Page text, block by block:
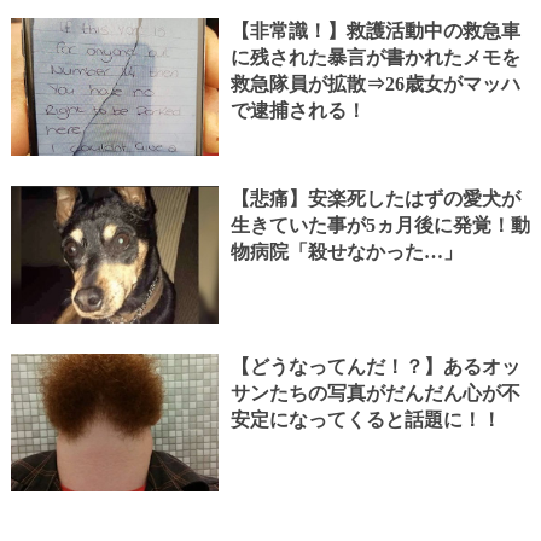
【非常識！】救護活動中の救急車
に残された暴言が書かれたメモを
救急隊員が拡散⇒26歳女がマッハ
で逮捕される！
【悲痛】安楽死したはずの愛犬が
生きていた事が5ヵ月後に発覚！動
物病院「殺せなかった…」
【どうなってんだ！？】あるオッ
サンたちの写真がだんだん心が不
安定になってくると話題に！！